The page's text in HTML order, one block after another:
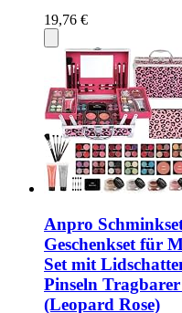
19,76 €
Anpro
Geschenkset für
Set mit
Pinseln
(Leopard Rose)